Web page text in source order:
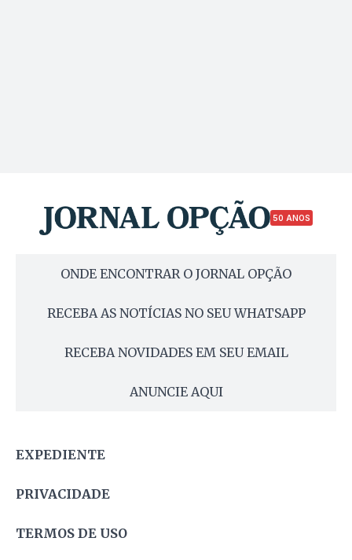
50 ANOS
ONDE ENCONTRAR O JORNAL OPÇÃO
RECEBA AS NOTÍCIAS NO SEU WHATSAPP
RECEBA NOVIDADES EM SEU EMAIL
ANUNCIE AQUI
EXPEDIENTE
PRIVACIDADE
TERMOS DE USO